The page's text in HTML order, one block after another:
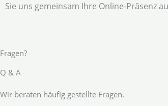
Sie uns gemeinsam Ihre Online-Präsenz
Fragen?
Q & A
Wir beraten häufig gestellte Fragen.